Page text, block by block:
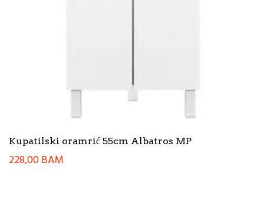
Kupatilski oramrić 55cm Albatros MP
228,00BAM